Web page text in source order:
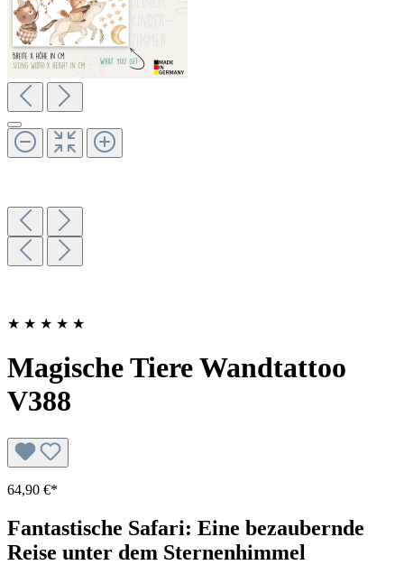
★ ★ ★ ★ ★
Magische Tiere Wandtattoo
V388
64,90 €*
Fantastische Safari: Eine bezaubernde
Reise unter dem Sternenhimmel